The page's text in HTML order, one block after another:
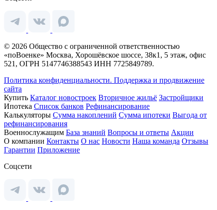
© 2026 Общество с ограниченной ответственностью
«поВоенке» Москва, Хорошёвское шоссе, 38к1, 5 этаж, офис
521, ОГРН 5147746388543 ИНН 7725849789.
Политика конфиденциальности. Поддержка и продвижение
сайта
Купить Каталог новостроек Вторичное жильё Застройщики
Ипотека Список банков Рефинансирование
Калькуляторы Сумма накоплений Сумма ипотеки Выгода от
рефинансирования
Военнослужащим База знаний Вопросы и ответы Акции
О компании Контакты О нас Новости Наша команда Отзывы
Гарантии Приложение
Соцсети